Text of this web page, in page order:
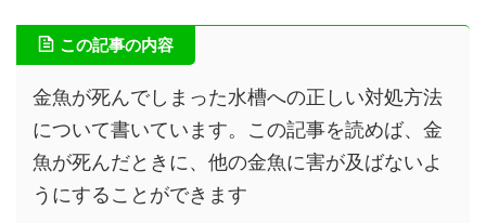
この記事の内容
金魚が死んでしまった水槽への正しい対処方法
について書いています。この記事を読めば、金
魚が死んだときに、他の金魚に害が及ばないよ
うにすることができます